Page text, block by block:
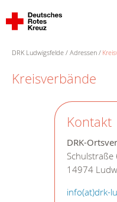
DRK Ludwigsfelde Adressen
Kreisverbände
Kontakt
DRK-
Schulstraße
14974
info(at)drk-